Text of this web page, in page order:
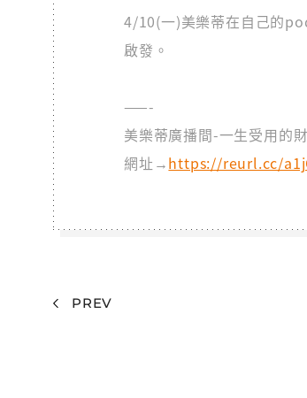
4/10(一)美樂蒂在自己的
啟發。
——-
美樂蒂廣播間-一生受用的
網址→https://reurl.cc/
PREV